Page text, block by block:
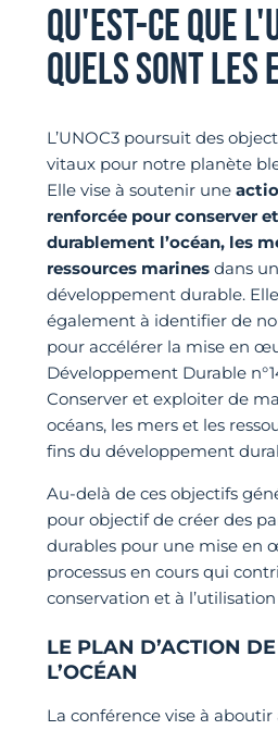
QU'EST-CE QUE
QUELS SONT LES
L’UNOC3 poursuit des
vitaux pour notre planète
Elle vise à soutenir une
renforcée pour conserver
durablement l’océan, les
ressources marinesdans
développement durable.
également à identifier de
pour accélérer la mise en
Développement Durable
Conserver et exploiter de
océans, les mers et les
fins du développement
Au-delà de ces objectifs
pour objectif de créer des
durables pour une mise en
processus en cours qui
conservation et à
LE PLAN D’ACTION
L’OCÉAN
La conférence vise à